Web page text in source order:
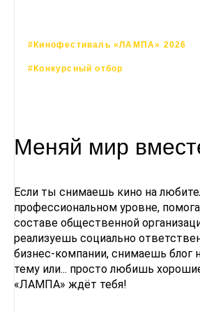
#Кинофестиваль «ЛАМПА» 2026
#Конкурсный отбор
Меняй мир
Если ты снимаешь кино на
профессиональном уровне,
составе общественной
реализуешь социально
бизнес-компании, снимаешь блог
тему или... просто любишь
«ЛАМПА» ждёт тебя!